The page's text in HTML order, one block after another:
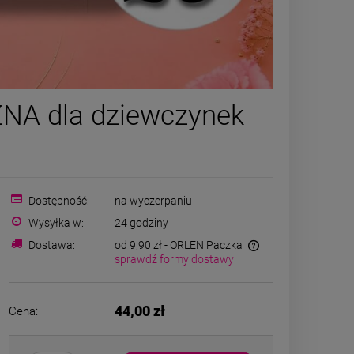
ZESTAW - naszyjnik i
bransoletka kamienie
naturalne Hematyt i Agat
dostępności
dla dziewczynek
Dostępność:
na wyczerpaniu
Wysyłka w:
24 godziny
Dostawa:
od 9,90 zł- ORLEN Paczka
sprawdź formy dostawy
Cena: 44,00 zł